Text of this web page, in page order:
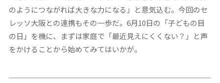
のようにつながれば大きな力になる」と意気込む。今回のセ
レッソ大阪との連携もその一歩だ。6月10日の「子どもの目
の日」を機に、まずは家庭で「最近見えにくくない？」と声
をかけることから始めてみてはいかが。